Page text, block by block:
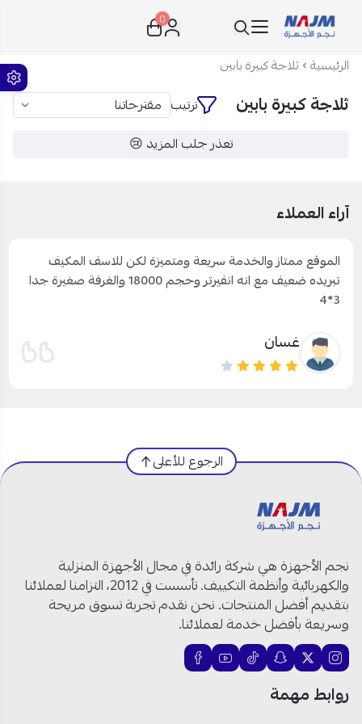
نجم الأجهزة
0
الرئيسية ثلاجة كبيرة بابين
ثلاجة كبيرة بابين
ترتيب
تعذر جلب المزيد 😢
آراء العملاء
الموقع ممتاز والخدمة سريعة ومتميزة لكن للاسف المكيف
تبريده ضعيف مع انه انفيرتر وحجم 18000 والغرفة صغيرة جدا
3*4
غسان
الرجوع للأعلى
نجم الأجهزة هي شركة رائدة في مجال الأجهزة المنزلية
والكهربائية وأنظمة التكييف. تأسست في 2012، التزامنا لعملائنا
بتقديم أفضل المنتجات. نحن نقدم تجربة تسوق مريحة
وسريعة بأفضل خدمة لعملائنا.
روابط مهمة